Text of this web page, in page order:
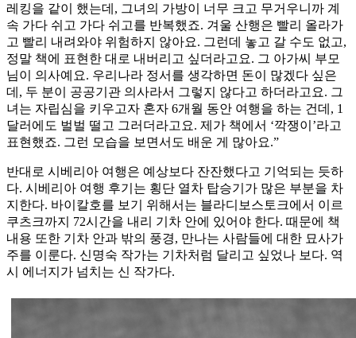
레킹을 같이 했는데, 그녀의 가방이 너무 크고 무거우니까 계
속 가다 쉬고 가다 쉬고를 반복했죠. 겨울 산행은 빨리 올라가
고 빨리 내려와야 위험하지 않아요. 그런데 놓고 갈 수도 없고,
정말 책에 표현한 대로 내버리고 싶더라고요. 그 아가씨 부모
님이 의사예요. 우리나라 정서를 생각하면 돈이 많겠다 싶은
데, 두 분이 공공기관 의사라서 그렇지 않다고 하더라고요. 그
녀는 자립심을 키우고자 혼자 6개월 동안 여행을 하는 건데, 1
달러에도 벌벌 떨고 그러더라고요. 제가 책에서 ‘깍쟁이’라고
표현했죠. 그런 모습을 보면서도 배운 게 많아요.”
반대로 시베리아 여행은 예상보다 잔잔했다고 기억되는 듯하
다. 시베리아 여행 후기는 횡단 열차 탑승기가 많은 부분을 차
지한다. 바이칼호를 보기 위해서는 블라디보스토크에서 이르
쿠츠크까지 72시간을 내리 기차 안에 있어야 한다. 때문에 책
내용 또한 기차 안과 밖의 풍경, 만나는 사람들에 대한 묘사가
주를 이룬다. 신명숙 작가는 기차처럼 달리고 싶었나 보다. 역
시 에너지가 넘치는 신 작가다.